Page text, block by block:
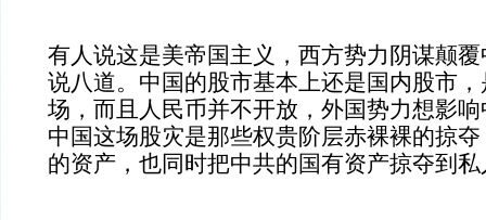
有人说这是美帝国主义，西方势力阴谋颠
说八道。中国的股市基本上还是国内股市
场，而且人民币并不开放，外国势力想影
中国这场股灾是那些权贵阶层赤裸裸的掠
的资产，也同时把中共的国有资产掠夺到